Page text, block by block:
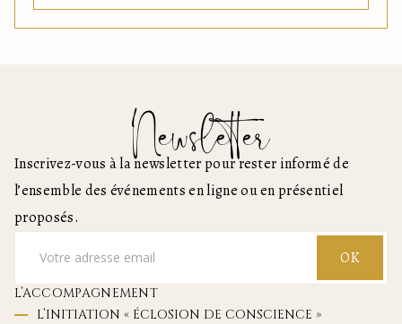
Newsletter
Inscrivez-vous à la newsletter pour rester informé de
l’ensemble des événements en ligne ou en présentiel
proposés.
OK
L’ACCOMPAGNEMENT
L’INITIATION « ÉCLOSION DE CONSCIENCE »